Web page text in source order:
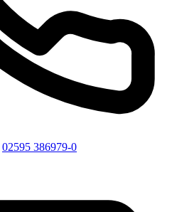
02595 386979-0